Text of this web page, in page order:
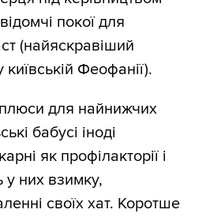
покої для
(найяскравіший
Феофанії).
плюси для найнижчих
бабусі іноді
як профілакторії і
у них взимку,
своїх хат. Коротше